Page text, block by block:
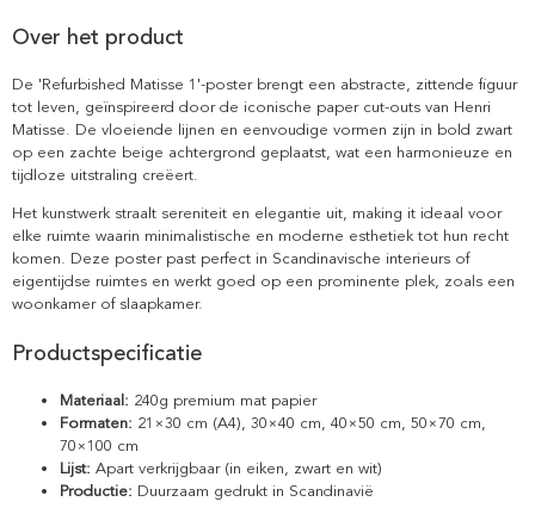
Over het product
De 'Refurbished Matisse 1'-poster brengt een abstracte, zittende figuur
tot leven, geïnspireerd door de iconische paper cut-outs van Henri
Matisse. De vloeiende lijnen en eenvoudige vormen zijn in bold zwart
op een zachte beige achtergrond geplaatst, wat een harmonieuze en
tijdloze uitstraling creëert.
Het kunstwerk straalt sereniteit en elegantie uit, making it ideaal voor
elke ruimte waarin minimalistische en moderne esthetiek tot hun recht
komen. Deze poster past perfect in Scandinavische interieurs of
eigentijdse ruimtes en werkt goed op een prominente plek, zoals een
woonkamer of slaapkamer.
Productspecificatie
Materiaal: 240g premium mat papier
Formaten: 21×30 cm (A4), 30×40 cm, 40×50 cm, 50×70 cm,
70×100 cm
Lijst: Apart verkrijgbaar (in eiken, zwart en wit)
Productie: Duurzaam gedrukt in Scandinavië